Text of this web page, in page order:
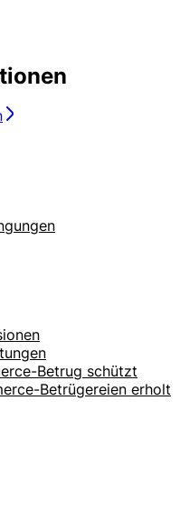
Betrug schützt
Betrügereien erholt